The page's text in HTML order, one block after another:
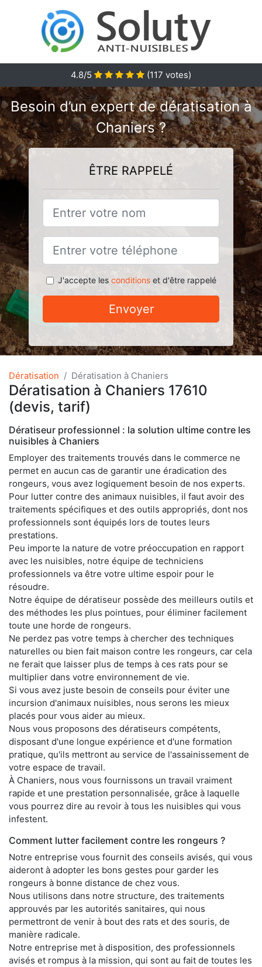
4.8/5 (117 votes)
Besoin d’un expert de dératisation à
Chaniers ?
ÊTRE RAPPELÉ
J'accepte les conditionset d'être rappelé
Envoyer
Dératisation Dératisation à Chaniers
Dératisation à Chaniers 17610
(devis, tarif)
Dératiseur professionnel : la solution ultime contre les
nuisibles à Chaniers
Employer des traitements trouvés dans le commerce ne
permet en aucun cas de garantir une éradication des
rongeurs, vous avez logiquement besoin de nos experts.
Pour lutter contre des animaux nuisibles, il faut avoir des
traitements spécifiques et des outils appropriés, dont nos
professionnels sont équipés lors de toutes leurs
prestations.
Peu importe la nature de votre préoccupation en rapport
avec les nuisibles, notre équipe de techniciens
professionnels va être votre ultime espoir pour le
résoudre.
Notre équipe de dératiseur possède des meilleurs outils et
des méthodes les plus pointues, pour éliminer facilement
toute une horde de rongeurs.
Ne perdez pas votre temps à chercher des techniques
naturelles ou bien fait maison contre les rongeurs, car cela
ne ferait que laisser plus de temps à ces rats pour se
multiplier dans votre environnement de vie.
Si vous avez juste besoin de conseils pour éviter une
incursion d'animaux nuisibles, nous serons les mieux
placés pour vous aider au mieux.
Nous vous proposons des dératiseurs compétents,
disposant d'une longue expérience et d'une formation
pratique, qu'ils mettront au service de l'assainissement de
votre espace de travail.
À Chaniers, nous vous fournissons un travail vraiment
rapide et une prestation personnalisée, grâce à laquelle
vous pourrez dire au revoir à tous les nuisibles qui vous
infestent.
Comment lutter facilement contre les rongeurs ?
Notre entreprise vous fournit des conseils avisés, qui vous
aideront à adopter les bons gestes pour garder les
rongeurs à bonne distance de chez vous.
Nous utilisons dans notre structure, des traitements
approuvés par les autorités sanitaires, qui nous
permettront de venir à bout des rats et des souris, de
manière radicale.
Notre entreprise met à disposition, des professionnels
avisés et rompus à la mission, qui sont au fait de toutes les